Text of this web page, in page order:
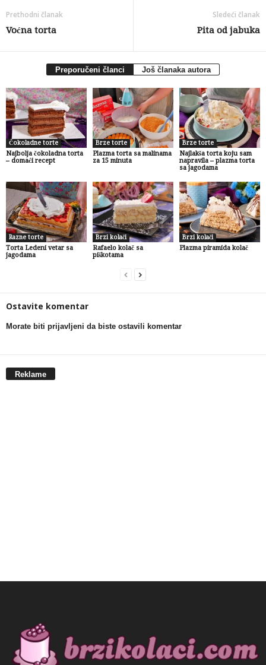
Prethodni članak
Voćna torta
Sledeći članak
Pita od jabuka
Preporučeni članci Još članaka autora
Čokoladne torte
Najbolja čokoladna torta
– domaći recept
Brze torte
Plazma torta sa malinama
za 15 minuta
Brze torte
Najlakša torta koju sam
napravila – plazma torta
sa jagodama
Razne torte
Torta Ledeni vetar sa
jagodama
Brzi kolači
Rafaelo kolač sa
piškotama
Brzi kolači
Plazma piramida kolač
Ostavite komentar
Morate biti prijavljeni da biste ostavili komentar
Reklame